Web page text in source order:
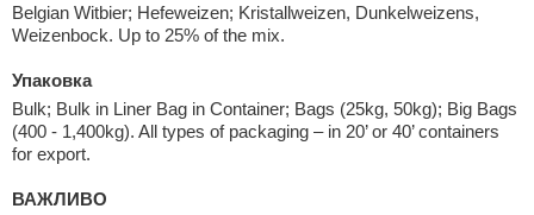
Belgian Witbier; Hefeweizen; Kristallweizen, Dunkelweizens,
Weizenbock. Up to 25% of the mix.
Упаковка
Bulk; Bulk in Liner Bag in Container; Bags (25kg, 50kg); Big Bags
(400 - 1,400kg). All types of packaging – in 20’ or 40’ containers
for export.
ВАЖЛИВО